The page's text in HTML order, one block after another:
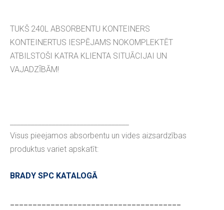
Visus pieejamos absorbentu un vides aizsardzības
produktus variet apskatīt:
BRADY SPC KATALOGĀ
TUKŠ 240L ABSORBENTU KONTEINERS
KONTEINERTUS IESPĒJAMS NOKOMPLEKTĒT
ATBILSTOŠI KATRA KLIENTA SITUĀCIJAI UN
VAJADZĪBĀM!